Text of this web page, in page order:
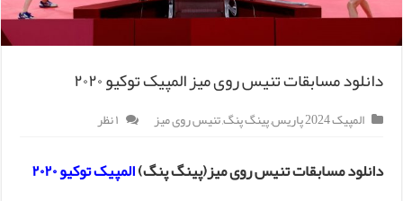
دانلود مسابقات تنیس روی میز المپیک توکیو ۲۰۲۰
المپیک 2024 پاریس ,پینگ پنگ,تنیس روی میز ۱ نظر
دانلود مسابقات تنیس روی میز(پینگ پنگ)المپیک توکیو ۲۰۲۰